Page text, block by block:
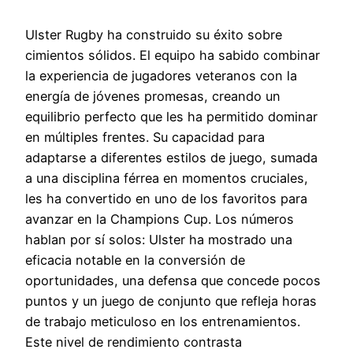
Ulster Rugby ha construido su éxito sobre
cimientos sólidos. El equipo ha sabido combinar
la experiencia de jugadores veteranos con la
energía de jóvenes promesas, creando un
equilibrio perfecto que les ha permitido dominar
en múltiples frentes. Su capacidad para
adaptarse a diferentes estilos de juego, sumada
a una disciplina férrea en momentos cruciales,
les ha convertido en uno de los favoritos para
avanzar en la Champions Cup. Los números
hablan por sí solos: Ulster ha mostrado una
eficacia notable en la conversión de
oportunidades, una defensa que concede pocos
puntos y un juego de conjunto que refleja horas
de trabajo meticuloso en los entrenamientos.
Este nivel de rendimiento contrasta